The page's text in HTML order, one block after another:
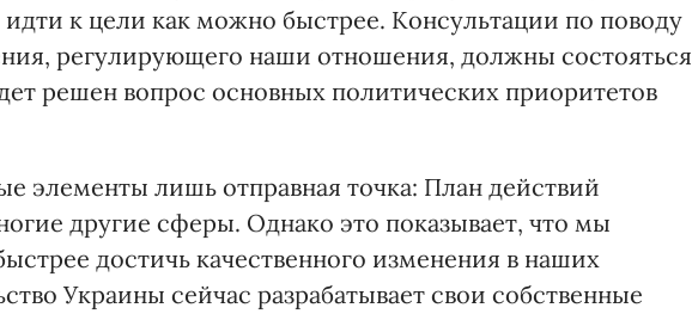
к цели как можно быстрее. Консультации по поводу
регулирующего наши отношения, должны состояться
решен вопрос основных политических приоритетов
элементы лишь отправная точка: План действий
другие сферы. Однако это показывает, что мы
достичь качественного изменения в наших
Украины сейчас разрабатывает свои собственные